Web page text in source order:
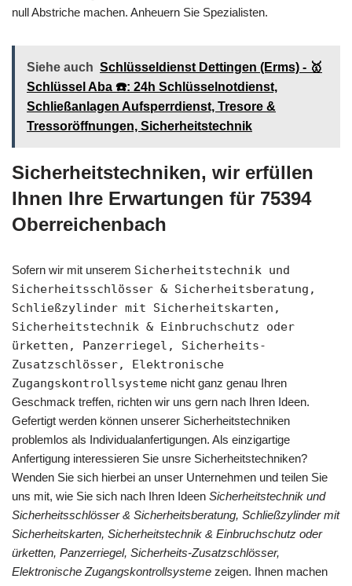
null Abstriche machen. Anheuern Sie Spezialisten.
Siehe auch Schlüsseldienst Dettingen (Erms) - 🥇
Schlüssel Aba ☎️: 24h Schlüsselnotdienst,
Schließanlagen Aufsperrdienst, Tresore &
Tressoröffnungen, Sicherheitstechnik
Sicherheitstechniken, wir erfüllen
Ihnen Ihre Erwartungen für 75394
Oberreichenbach
Sofern wir mit unserem Sicherheitstechnik und
Sicherheitsschlösser & Sicherheitsberatung,
Schließzylinder mit Sicherheitskarten,
Sicherheitstechnik & Einbruchschutz oder
ürketten, Panzerriegel, Sicherheits-
Zusatzschlösser, Elektronische
Zugangskontrollsysteme nicht ganz genau Ihren
Geschmack treffen, richten wir uns gern nach Ihren Ideen.
Gefertigt werden können unserer Sicherheitstechniken
problemlos als Individualanfertigungen. Als einzigartige
Anfertigung interessieren Sie unsre Sicherheitstechniken?
Wenden Sie sich hierbei an unser Unternehmen und teilen Sie
uns mit, wie Sie sich nach Ihren Ideen Sicherheitstechnik und
Sicherheitsschlösser & Sicherheitsberatung, Schließzylinder mit
Sicherheitskarten, Sicherheitstechnik & Einbruchschutz oder
ürketten, Panzerriegel, Sicherheits-Zusatzschlösser,
Elektronische Zugangskontrollsysteme zeigen. Ihnen machen